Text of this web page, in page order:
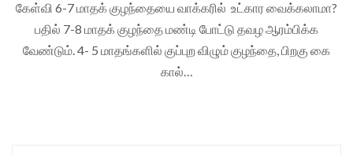
கேள்வி 6-7 மாதக் குழந்தையை வாக்கரில் உட்கார வைக்கலாமா?
பதில் 7-8 மாதக் குழந்தை மண்டி போட்டு தவழ ஆரம்பிக்க
வேண்டும். 4- 5 மாதங்களில் குப்புற விழும் குழந்தை, பிறகு கை
கால்…